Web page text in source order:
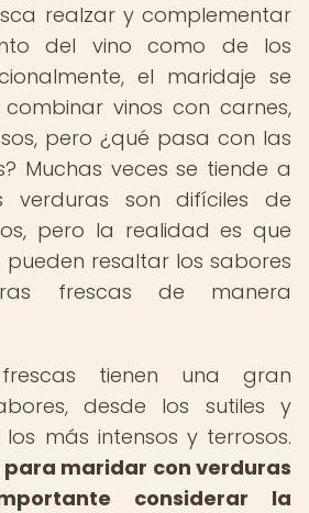
realzar y complementar
del vino como de los
el maridaje se
vinos con carnes,
pero ¿qué pasa con las
Muchas veces se tiende a
verduras son difíciles de
pero la realidad es que
pueden resaltar los sabores
frescas de manera
tienen una gran
desde los sutiles y
más intensos y terrosos.
para maridar con verduras
considerar la